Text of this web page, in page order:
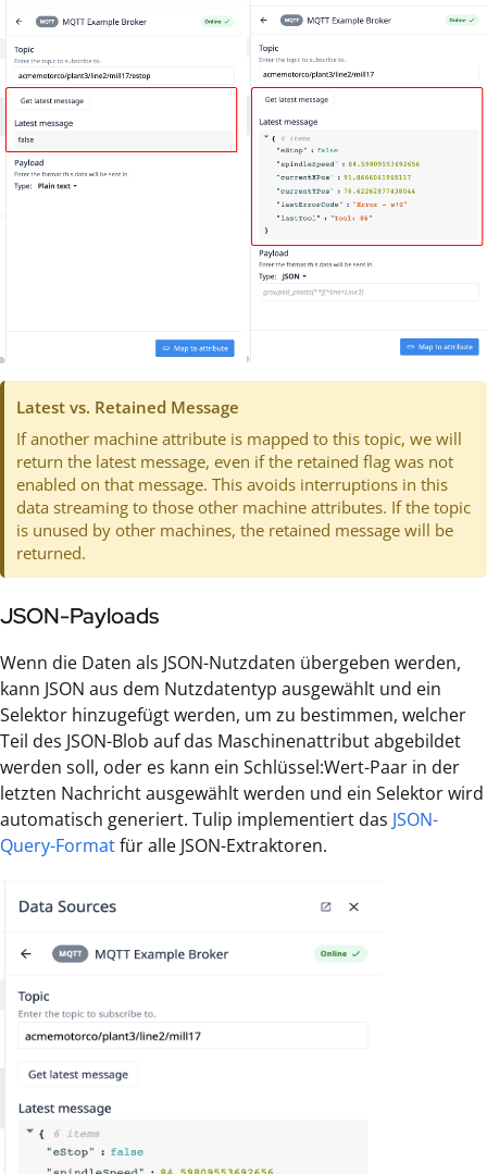
Latest vs. Retained Message
If another machine attribute is mapped to this topic, we will
return the latest message, even if the retained flag was not
enabled on that message. This avoids interruptions in this
data streaming to those other machine attributes. If the topic
is unused by other machines, the retained message will be
returned.
JSON-Payloads
Wenn die Daten als JSON-Nutzdaten übergeben werden,
kann JSON aus dem Nutzdatentyp ausgewählt und ein
Selektor hinzugefügt werden, um zu bestimmen, welcher
Teil des JSON-Blob auf das Maschinenattribut abgebildet
werden soll, oder es kann ein Schlüssel:Wert-Paar in der
letzten Nachricht ausgewählt werden und ein Selektor wird
automatisch generiert. Tulip implementiert das JSON-
Query-Formatfür alle JSON-Extraktoren.